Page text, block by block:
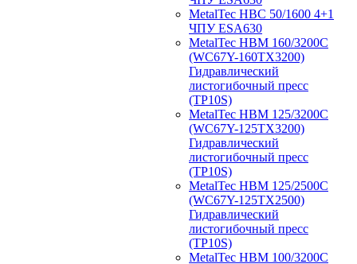
MetalTec HBС 50/1600 4+1
ЧПУ ESA630
MetalTec HBM 160/3200C
(WC67Y-160TX3200)
Гидравлический
листогибочный пресс
(TP10S)
MetalTec HBM 125/3200C
(WC67Y-125TX3200)
Гидравлический
листогибочный пресс
(TP10S)
MetalTec HBM 125/2500C
(WC67Y-125TX2500)
Гидравлический
листогибочный пресс
(TP10S)
MetalTec HBM 100/3200C